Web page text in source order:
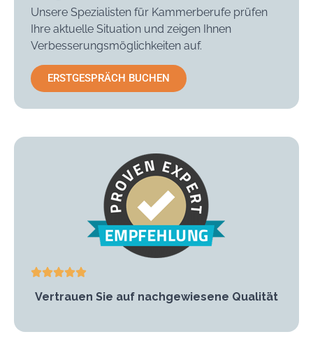
Unsere Spezialisten für Kammerberufe prüfen
Ihre aktuelle Situation und zeigen Ihnen
Verbesserungsmöglichkeiten auf.
ERSTGESPRÄCH BUCHEN
Vertrauen Sie auf nachgewiesene Qualität